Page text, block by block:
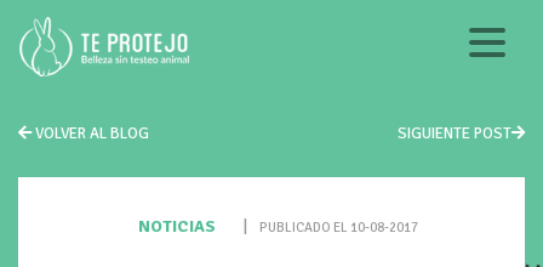
VOLVER AL BLOG SIGUIENTE POST
NOTICIAS PUBLICADO EL 10-08-2017